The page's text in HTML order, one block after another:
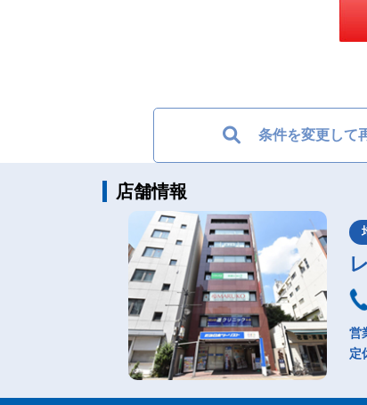
条件を変更して
店舗情報
営
定